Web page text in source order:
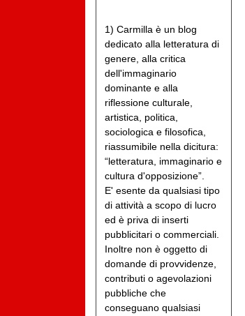
1) Carmilla è un blog
dedicato alla letteratura di
genere, alla critica
dell'immaginario
dominante e alla
riflessione culturale,
artistica, politica,
sociologica e filosofica,
riassumibile nella dicitura:
“letteratura, immaginario e
cultura d'opposizione”.
E' esente da qualsiasi tipo
di attività a scopo di lucro
ed è priva di inserti
pubblicitari o commerciali.
Inoltre non è oggetto di
domande di provvidenze,
contributi o agevolazioni
pubbliche che
conseguano qualsiasi